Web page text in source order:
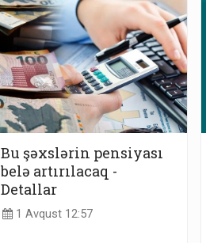
Bu şəxslərin pensiyası
belə artırılacaq -
Detallar
1 Avqust 12:57